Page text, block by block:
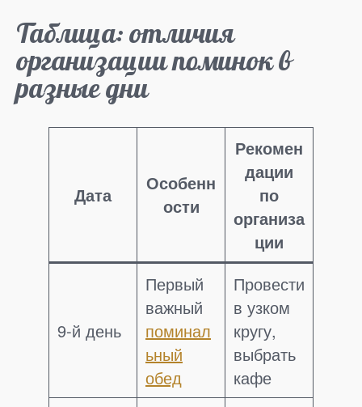
Таблица: отличия
организации поминок в
разные дни
Дата
Особенн
ости
Рекомен
дации
по
организа
ции
9-й день
Первый
важный
поминал
ьный
обед
Провести
в узком
кругу,
выбрать
кафе